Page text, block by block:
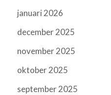
januari 2026
december 2025
november 2025
oktober 2025
september 2025